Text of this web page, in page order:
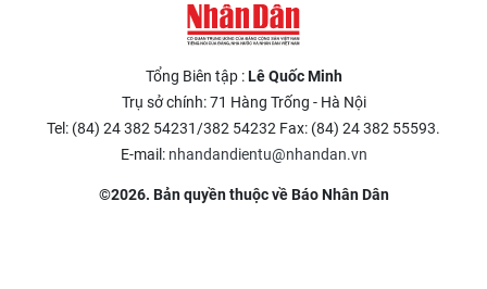
Tổng Biên tập :Lê Quốc Minh
Trụ sở chính: 71 Hàng Trống - Hà Nội
Tel: (84) 24 382 54231/382 54232 Fax: (84) 24 382 55593.
E-mail: nhandandientu@nhandan.vn
©2026. Bản quyền thuộc về Báo Nhân Dân